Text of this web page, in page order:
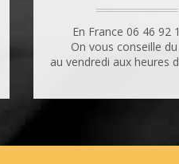
En France 06 46 92
On vous conseille
au vendredi aux heures